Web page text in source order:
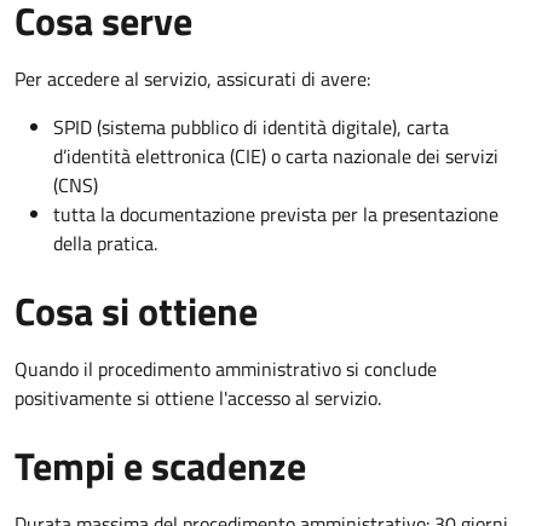
Cosa serve
Per accedere al servizio, assicurati di avere:
SPID (sistema pubblico di identità digitale), carta
d’identità elettronica (CIE) o carta nazionale dei servizi
(CNS)
tutta la documentazione prevista per la presentazione
della pratica.
Cosa si ottiene
Quando il procedimento amministrativo si conclude
positivamente si ottiene l'accesso al servizio.
Tempi e scadenze